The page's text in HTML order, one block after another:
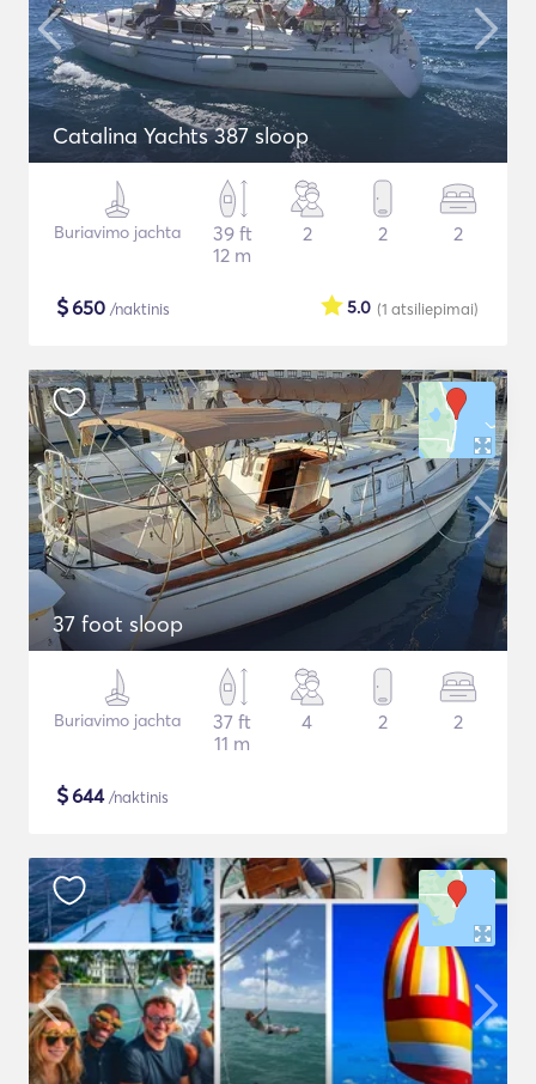
Catalina Yachts 387 sloop
Buriavimo jachta
39 ft
12 m
2 2 2
$650 /naktinis (1 atsiliepimai)
5.0
37 foot sloop
Buriavimo jachta
37 ft
11 m
4 2 2
$644/naktinis